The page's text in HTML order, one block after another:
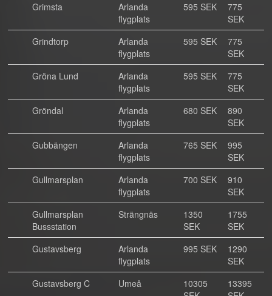
Grimsta
Arlanda
flygplats
595 SEK
775
SEK
Grindtorp
Arlanda
flygplats
595 SEK
775
SEK
Gröna Lund
Arlanda
flygplats
595 SEK
775
SEK
Gröndal
Arlanda
flygplats
680 SEK
890
SEK
Gubbängen
Arlanda
flygplats
765 SEK
995
SEK
Gullmarsplan
Arlanda
flygplats
700 SEK
910
SEK
Gullmarsplan
Bussstation
Strängnäs
1350
SEK
1755
SEK
Gustavsberg
Arlanda
flygplats
995 SEK
1290
SEK
Gustavsberg C
Umeå
10305
13395